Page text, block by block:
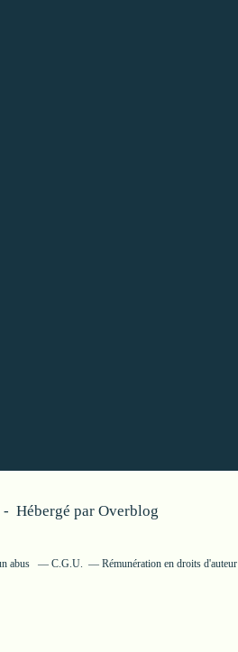
Hébergé par Overblog
abus C.G.U. Rémunération en droits d'auteur